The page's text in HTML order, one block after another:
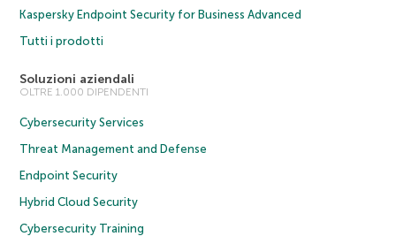
Kaspersky Endpoint Security for Business Advanced
Tutti i prodotti
Soluzioni aziendali
OLTRE 1.000 DIPENDENTI
Cybersecurity Services
Threat Management and Defense
Endpoint Security
Hybrid Cloud Security
Cybersecurity Training